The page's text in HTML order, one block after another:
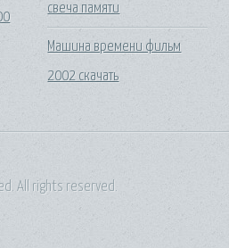
свеча памяти
Машина времени фильм
2002 скачать
All rights reserved.